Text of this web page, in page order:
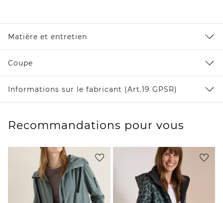
Matière et entretien
Coupe
Informations sur le fabricant (Art.19 GPSR)
Recommandations pour vous